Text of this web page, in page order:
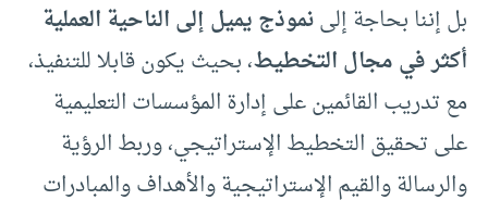
بل إننا بحاجة إلىنموذج يميل إلى الناحية العملية
أكثر في مجال التخطيط، بحيث يكون قابلا للتنفيذ،
مع تدريب القائمين على إدارة المؤسسات التعليمية
على تحقيق التخطيط الإستراتيجي، وربط الرؤية
والرسالة والقيم الإستراتيجية والأهداف والمبادرات